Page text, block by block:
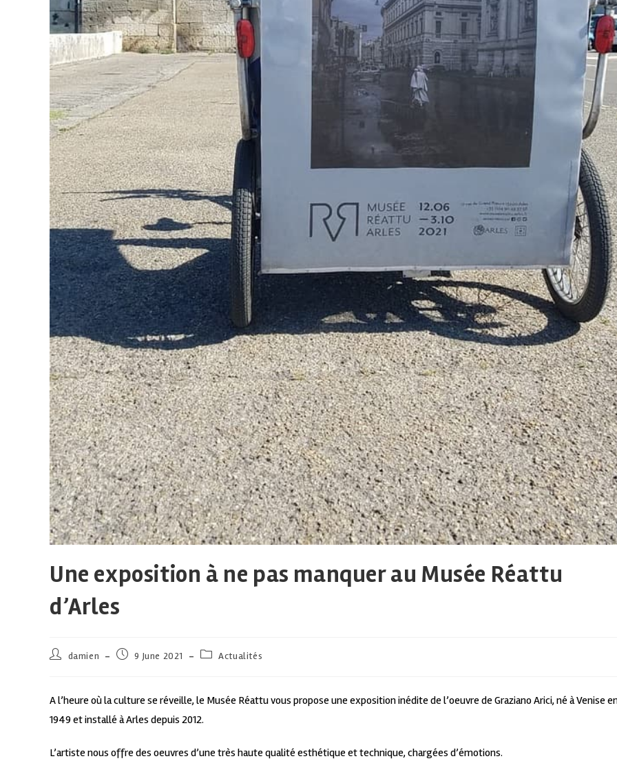
Une exposition à ne pas manquer au Musée Réattu
d’Arles
damien 9 June 2021 Actualités
A l’heure où la culture se réveille, le Musée Réattu vous propose une exposition inédite de l’oeuvre de Graziano Arici, né à Venise
1949 et installé à Arles depuis 2012.
L’artiste nous offre des oeuvres d’une très haute qualité esthétique et technique, chargées d’émotions.